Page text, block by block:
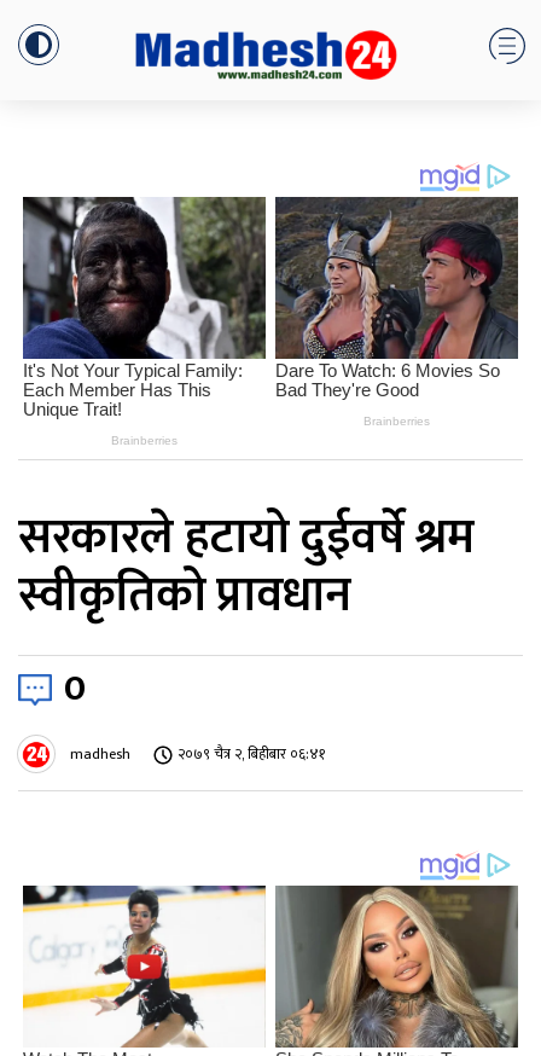
सरकारले हटायो दुईवर्षे श्रम
स्वीकृतिको प्रावधान
0
madhesh २०७९ चैत्र २, बिहीबार ०६:४१